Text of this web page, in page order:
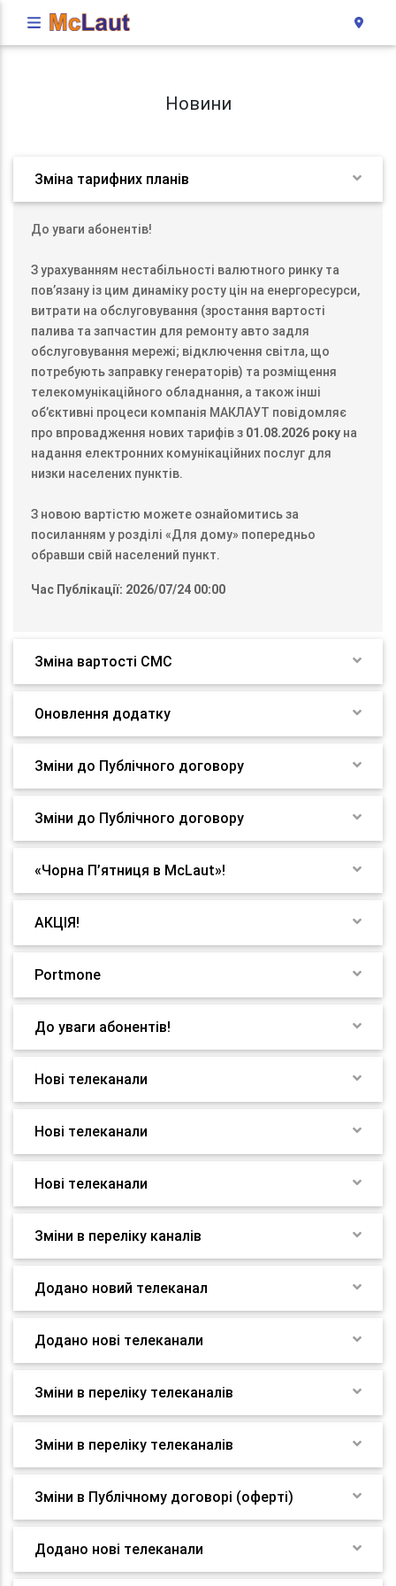
Новини
Зміна тарифних планів
До уваги абонентів!
З урахуванням нестабільності валютного ринку та
пов’язану із цим динаміку росту цін на енергоресурси,
витрати на обслуговування (зростання вартості
палива та запчастин для ремонту авто задля
обслуговування мережі; відключення світла, що
потребують заправку генераторів) та розміщення
телекомунікаційного обладнання, а також інші
об’єктивні процеси компанія МАКЛАУТ повідомляє
про впровадження нових тарифів з 01.08.2026 року на
надання електронних комунікаційних послуг для
низки населених пунктів.
З новою вартістю можете ознайомитись за
посиланням у розділі «Для дому» попередньо
обравши свій населений пункт.
Час Публікації: 2026/07/24 00:00
Зміна вартості СМС
Оновлення додатку
Зміни до Публічного договору
Зміни до Публічного договору
«Чорна П’ятниця в McLaut»!
АКЦІЯ!
Portmone
До уваги абонентів!
Нові телеканали
Нові телеканали
Нові телеканали
Зміни в переліку каналів
Додано новий телеканал
Додано нові телеканали
Зміни в переліку телеканалів
Зміни в переліку телеканалів
Зміни в Публічному договорі (оферті)
Додано нові телеканали